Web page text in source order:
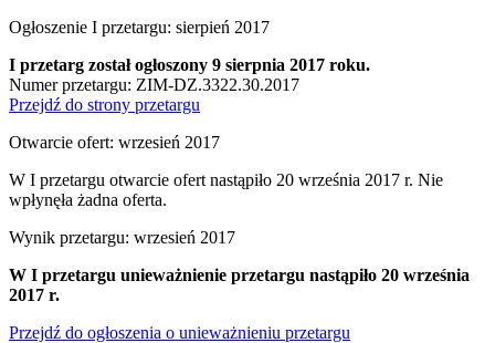
Ogłoszenie I przetargu: sierpień 2017
I przetarg został ogłoszony 9 sierpnia 2017 roku.
Numer przetargu: ZIM-DZ.3322.30.2017
Przejdź do strony przetargu
Otwarcie ofert: wrzesień 2017
W I przetargu otwarcie ofert nastąpiło 20 września 2017 r. Nie
wpłynęła żadna oferta.
Wynik przetargu: wrzesień 2017
W I przetargu unieważnienie przetargu nastąpiło 20 września
2017 r.
Przejdź do ogłoszenia o unieważnieniu przetargu